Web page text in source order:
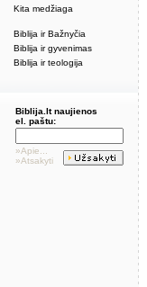
Kita medžiaga
Biblija ir Bažnyčia
Biblija ir gyvenimas
Biblija ir teologija
Biblija.lt naujienos
el. paštu:
»Apie...
»Atsakyti